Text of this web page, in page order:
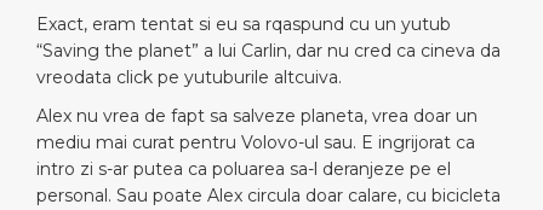
Exact, eram tentat si eu sa rqaspund cu un yutub
“Saving the planet” a lui Carlin, dar nu cred ca cineva da
vreodata click pe yutuburile altcuiva.
Alex nu vrea de fapt sa salveze planeta, vrea doar un
mediu mai curat pentru Volovo-ul sau. E ingrijorat ca
intro zi s-ar putea ca poluarea sa-l deranjeze pe el
personal. Sau poate Alex circula doar calare, cu bicicleta